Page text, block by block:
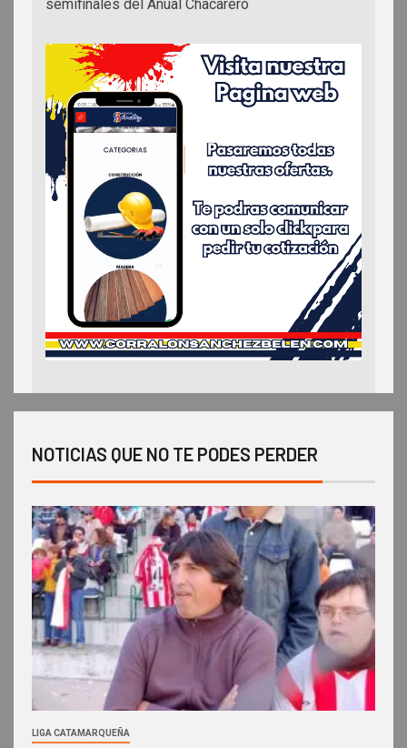
semifinales del Anual Chacarero
NOTICIAS QUE NO TE PODES PERDER
LIGA CATAMARQUEÑA